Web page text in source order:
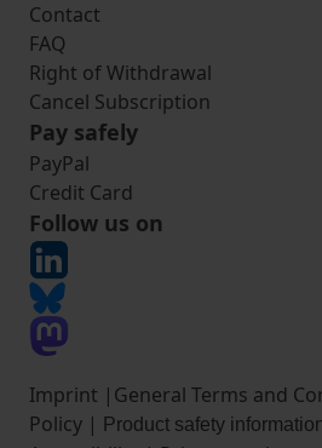
Contact
FAQ
Right of Withdrawal
Cancel Subscription
Pay safely
PayPal
Credit Card
Follow us on
Imprint | General Terms and
Policy | Product safety